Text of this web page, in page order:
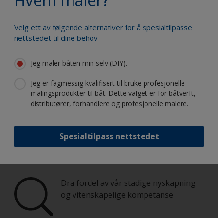
Velg ett av følgende alternativer for å spesialtilpasse
nettstedet til dine behov
Jeg maler båten min selv (DIY).
Jeg er fagmessig kvalifisert til bruke profesjonelle
malingsprodukter til båt. Dette valget er for båtverft,
distributører, forhandlere og profesjonelle malere.
Spesialtilpass nettstedet
Mal båten din som en proff
Finn de beste produktene for å holde
båten din i topp stand
Få all den støtten du trenger til føle
deg trygg på å male selv
Dra fordel av vår stadige nyskapning
og vitenskapelige kompetanse